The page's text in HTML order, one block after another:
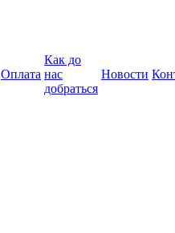
Оплата
Как до
нас
добраться
Новости